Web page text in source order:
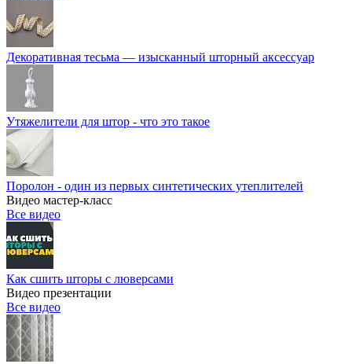
Декоративная тесьма — изысканный шторный аксессуар
Утяжелители для штор - что это такое
Поролон - один из первых синтетических утеплителей
Видео мастер-класс
Все видео
Как сшить шторы с люверсами
Видео презентации
Все видео